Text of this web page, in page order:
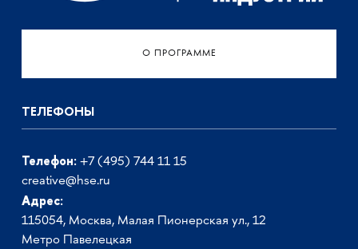
О ПРОГРАММЕ
ТЕЛЕФОНЫ
Телефон: +7 (495) 744 11 15
creative@hse.ru
Адрес:
115054, Москва, Малая Пионерская ул., 12
Метро Павелецкая